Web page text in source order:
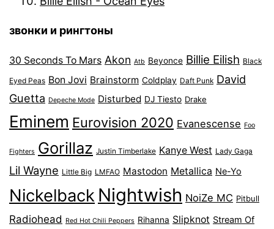
звонки и рингтоны
30 Seconds To Mars Akon Atb Beyonce Billie Eilish Black
Eyed Peas Bon Jovi Brainstorm Coldplay Daft Punk David
Guetta Depeche Mode Disturbed DJ Tiesto Drake
Eminem Eurovision 2020 Evanescense Foo
Fighters Gorillaz Justin Timberlake Kanye West Lady Gaga
Lil Wayne Little Big LMFAO Mastodon Metallica Ne-Yo
Nickelback Nightwish NoiZe MC Pitbull
Radiohead Red Hot Chili Peppers Rihanna Slipknot Stream Of